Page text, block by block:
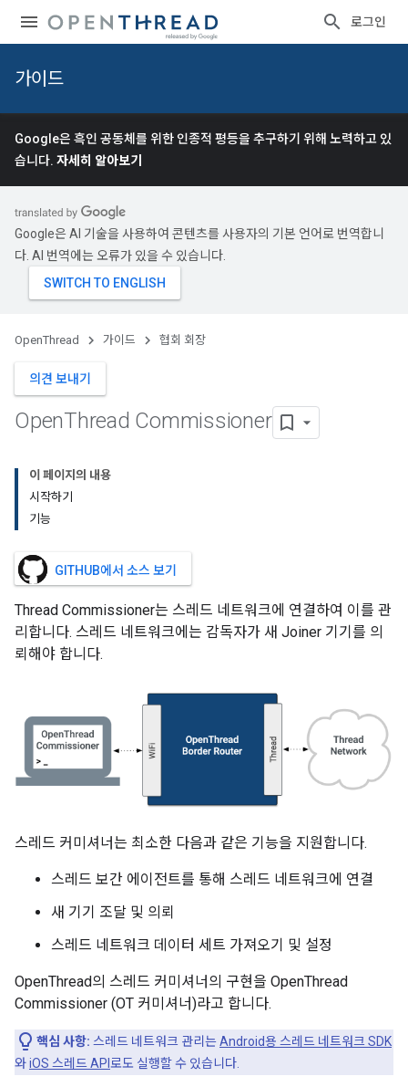
로그인
가이드
Google은 흑인 공동체를 위한 인종적 평등을 추구하기 위해 노력하고 있
습니다. 자세히 알아보기
Google은 AI 기술을 사용하여 콘텐츠를 사용자의 기본 언어로 번역합니
다. AI 번역에는 오류가 있을 수 있습니다.
OpenThread 가이드 협회 회장
의견 보내기
OpenThread Commissioner
이 페이지의 내용
시작하기
기능
GITHUB에서 소스 보기
Thread Commissioner는 스레드 네트워크에 연결하여 이를 관
리합니다. 스레드 네트워크에는 감독자가 새 Joiner 기기를 의
뢰해야 합니다.
스레드 커미셔너는 최소한 다음과 같은 기능을 지원합니다.
스레드 보간 에이전트를 통해 스레드 네트워크에 연결
새 기기 조달 및 의뢰
스레드 네트워크 데이터 세트 가져오기 및 설정
OpenThread의 스레드 커미셔너의 구현을 OpenThread
Commissioner (OT 커미셔너)라고 합니다.
핵심 사항: 스레드 네트워크 관리는Android용 스레드 네트워크 SDK
와iOS 스레드 API 로도 실행할 수 있습니다.